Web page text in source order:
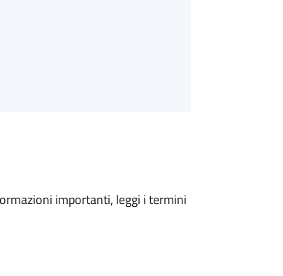
importanti, leggi i termini